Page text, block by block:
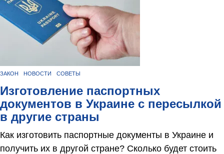
ЗАКОН НОВОСТИ СОВЕТЫ
Изготовление паспортных
документов в Украине с пересылкой
в другие страны
Как изготовить паспортные документы в Украине и
получить их в другой стране? Сколько будет стоить